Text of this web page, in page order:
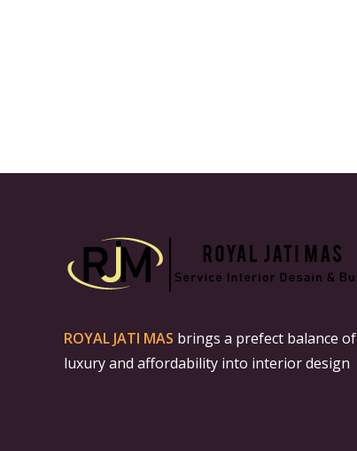
ROYAL JATI MAS brings a prefect balance of
luxury and affordability into interior design